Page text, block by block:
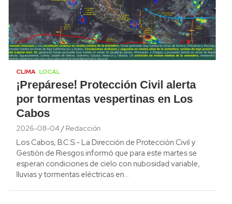
CLIMA LOCAL
¡Prepárese! Protección Civil alerta
por tormentas vespertinas en Los
Cabos
2026-08-04 Redacción
Los Cabos, B.C.S.- La Dirección de Protección Civil y
Gestión de Riesgos informó que para este martes se
esperan condiciones de cielo con nubosidad variable,
lluvias y tormentas eléctricas en…